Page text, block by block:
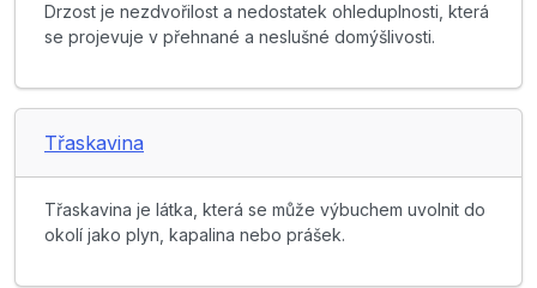
Drzost je nezdvořilost a nedostatek ohleduplnosti, která
se projevuje v přehnané a neslušné domýšlivosti.
Třaskavina
Třaskavina je látka, která se může výbuchem uvolnit do
okolí jako plyn, kapalina nebo prášek.